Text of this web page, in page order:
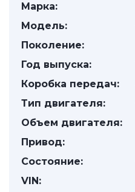
Марка:
Модель:
Поколение:
Год выпуска:
Коробка передач:
Тип двигателя:
Объем двигателя:
Привод:
Состояние:
VIN: